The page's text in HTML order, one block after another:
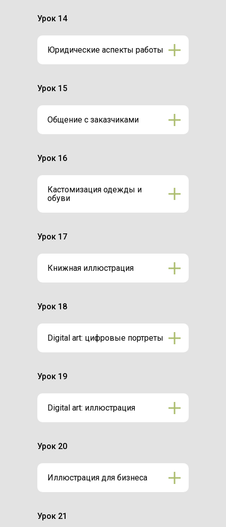
Урок 14
Юридические аспекты работы
Урок 15
Общение с заказчиками
Урок 16
Кастомизация одежды и
обуви
Урок 17
Книжная иллюстрация
Урок 18
Digital art: цифровые портреты
Урок 19
Digital art: иллюстрация
Урок 20
Иллюстрация для бизнеса
Урок 21